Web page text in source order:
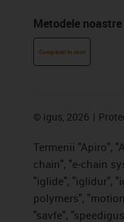
Metodele
Cumpărați în cont
© igus, 2026
Termenii "Apiro",
chain", "e-chain
"iglide", "iglidur",
polymers",
"savfe",